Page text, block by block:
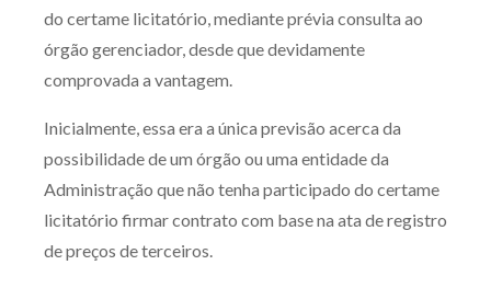
do certame licitatório, mediante prévia consulta ao
órgão gerenciador, desde que devidamente
comprovada a vantagem.
Inicialmente, essa era a única previsão acerca da
possibilidade de um órgão ou uma entidade da
Administração que não tenha participado do certame
licitatório firmar contrato com base na ata de registro
de preços de terceiros.